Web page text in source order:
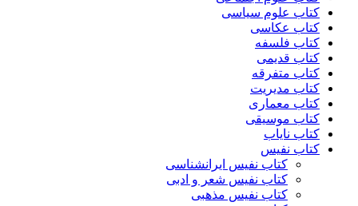
کتاب علوم سیاسی
کتاب عکاسی
کتاب فلسفه
کتاب قدیمی
کتاب متفرقه
کتاب مدیریت
کتاب معماری
کتاب موسیقی
کتاب نایاب
کتاب نفیس
کتاب نفیس ایرانشناسی
کتاب نفیس شعر و ادبی
کتاب نفیس مذهبی